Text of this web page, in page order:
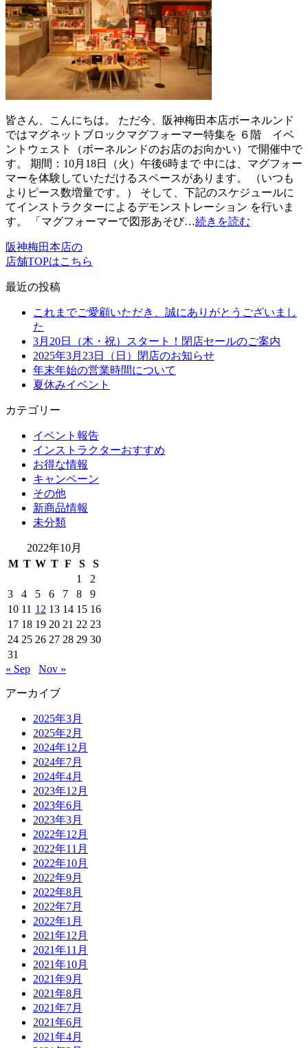
皆さん、こんにちは。 ただ今、阪神梅田本店ボーネルンド
ではマグネットブロックマグフォーマー特集を ６階 イベ
ントウェスト（ボーネルンドのお店のお向かい）で開催中で
す。 期間：10月18日（火）午後6時まで 中には、マグフォー
マーを体験していただけるスペースがあります。 （いつも
よりピース数増量です。） そして、下記のスケジュールに
てインストラクターによるデモンストレーション を行いま
す。 「マグフォーマーで図形あそび…続きを読む
阪神梅田本店の
店舗TOPはこちら
最近の投稿
これまでご愛顧いただき、誠にありがとうございまし
た
3月20日（木・祝）スタート！閉店セールのご案内
2025年3月23日（日）閉店のお知らせ
年末年始の営業時間について
夏休みイベント
カテゴリー
イベント報告
インストラクターおすすめ
お得な情報
キャンペーン
その他
新商品情報
未分類
2022年10月
M T W T F S
S
1
2
3
4 5 6 7 8
9
10 11 12 13 14 15 16
17 18 19 20 21 22 23
24 25 26 27 28 29 30
31
« Sep
Nov »
アーカイブ
2025年3月
2025年2月
2024年12月
2024年7月
2024年4月
2023年12月
2023年6月
2023年3月
2022年12月
2022年11月
2022年10月
2022年9月
2022年8月
2022年7月
2022年1月
2021年12月
2021年11月
2021年10月
2021年9月
2021年8月
2021年7月
2021年6月
2021年4月